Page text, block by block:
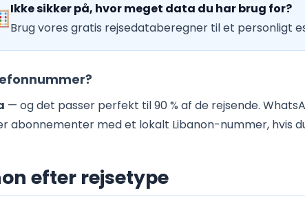
Ikke sikker på, hvor meget data du har brug for?
Brug vores gratis rejsedataberegner til et personligt
— og det passer perfekt til 90 % af de rejsende.
abonnementer med et lokalt Libanon-nummer, hvis
efter rejsetype